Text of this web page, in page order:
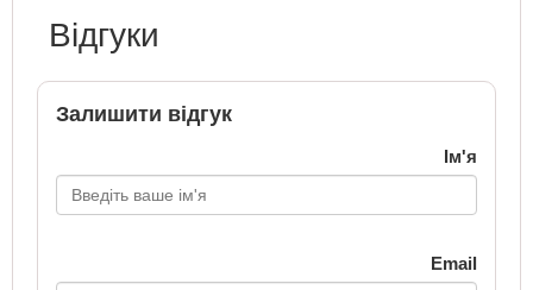
Відгуки
Залишити відгук
Ім'я
Email